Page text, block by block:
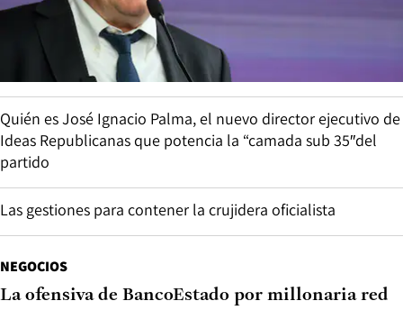
Quién es José Ignacio Palma, el nuevo director ejecutivo de
Ideas Republicanas que potencia la “camada sub 35″del
partido
Las gestiones para contener la crujidera oficialista
NEGOCIOS
La ofensiva de BancoEstado por millonaria red